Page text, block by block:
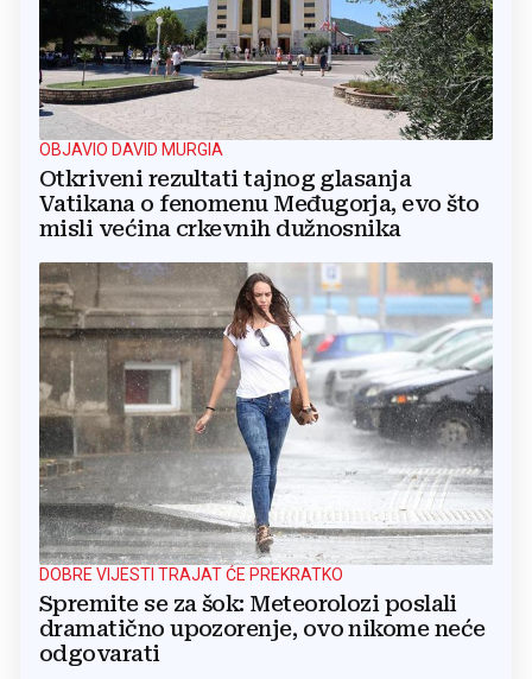
OBJAVIO DAVID MURGIA
Otkriveni rezultati tajnog glasanja
Vatikana o fenomenu Međugorja, evo što
misli većina crkevnih dužnosnika
DOBRE VIJESTI TRAJAT ĆE PREKRATKO
Spremite se za šok: Meteorolozi poslali
dramatično upozorenje, ovo nikome neće
odgovarati